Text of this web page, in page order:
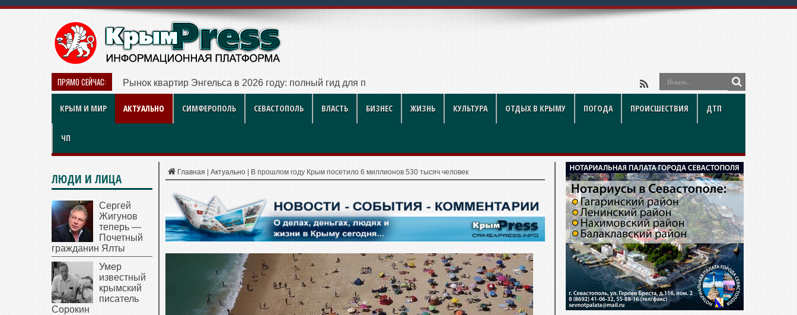
ПРЯМО СЕЙЧАС: Рынок квартир Энгельса в 2026 году: полный гид для покупателя — цены, районы, новостройки и подводные
КРЫМ И МИР АКТУАЛЬНО СИМФЕРОПОЛЬ СЕВАСТОПОЛЬ ВЛАСТЬ БИЗНЕС ЖИЗНЬ КУЛЬТУРА ОТДЫХ В КРЫМУ ПОГОДА ПРОИСШЕСТВИЯ ДТП
ЧП
Главная Актуально В прошлом году Крым посетило 6 миллионов 530 тысяч человек
ЛЮДИ И ЛИЦА
Сергей
Жигунов
теперь —
Почетный
гражданин Ялты
Умер
известный
крымский
писатель
Сорокин